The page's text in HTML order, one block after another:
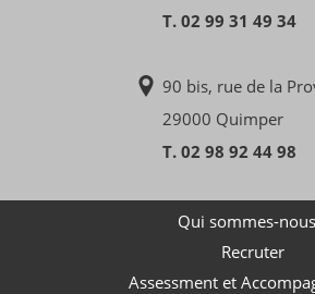
T. 02 99 31 49 34
90 bis, rue de la
29000 Quimper
T. 02 98 92 44 98
Qui sommes-
Recruter
Assessment et